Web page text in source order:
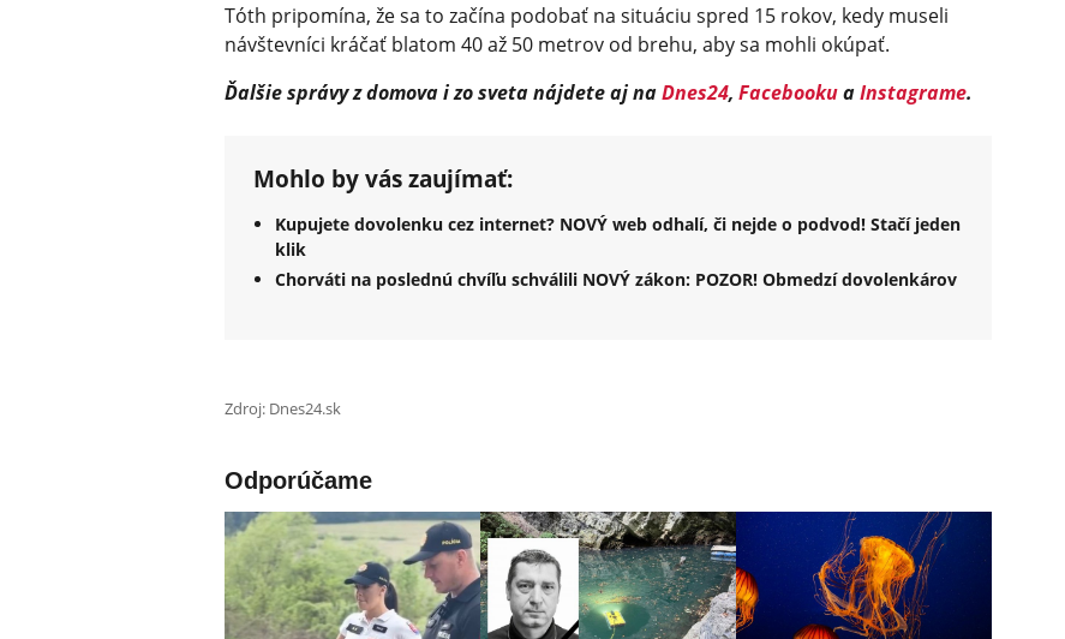
Tóth pripomína, že sa to začína podobať na situáciu spred 15 rokov, kedy museli
návštevníci kráčať blatom 40 až 50 metrov od brehu, aby sa mohli okúpať.
Ďalšie správy z domova i zo sveta nájdete aj naDnes24, FacebookuaInstagrame.
Mohlo by vás zaujímať:
Kupujete dovolenku cez internet? NOVÝ web odhalí, či nejde o podvod! Stačí jeden
klik
Chorváti na poslednú chvíľu schválili NOVÝ zákon: POZOR! Obmedzí dovolenkárov
Zdroj: Dnes24.sk
Odporúčame